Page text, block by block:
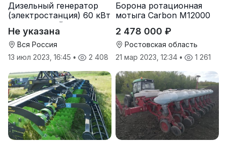
Дизельный генератор
(электростанция) 60 кВт
-автономный источник
электроэнергии
Не указана
Вся Россия
13 июл 2023, 16:45 • 2 408
Борона ротационная
мотыга Carbon М12000
2 478 000 ₽
Ростовская область
21 мар 2023, 12:34 • 1 261